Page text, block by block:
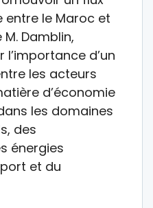
le Maroc et
Damblin,
d’un
les acteurs
d’économie
les domaines
des
énergies
et du